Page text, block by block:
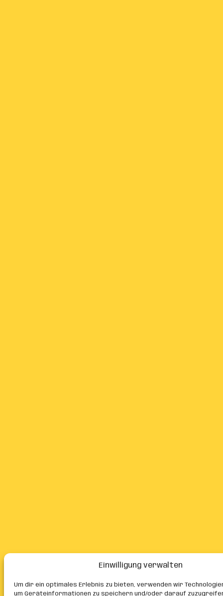
Einwilligung verwalten
Um dir ein optimales Erlebnis zu bieten, verwenden wir
um Geräteinformationen zu speichern und/oder darauf